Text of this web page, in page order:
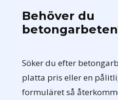
Behöver du
Söker du efter
platta pris eller en
formuläret så